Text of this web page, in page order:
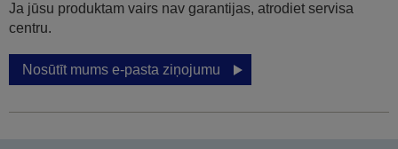
Ja jūsu produktam vairs nav garantijas, atrodiet servisa
centru.
Nosūtīt mums e-pasta ziņojumu